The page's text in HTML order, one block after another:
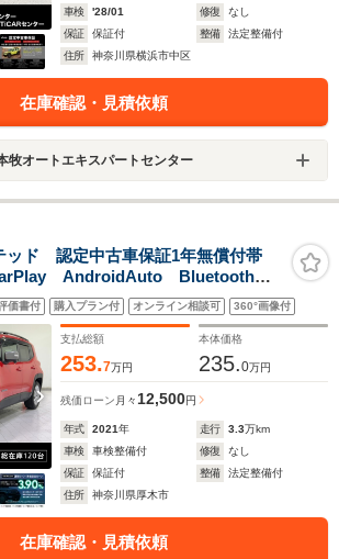
車検
'28/01 修復
なし
保証
保証付 整備
法定整備付
住所
神奈川県横浜市中区
在庫確認・見積依頼
牧オートエキスパートセンター
ッド 認定中古車保証1年無償付帯
AndroidAuto Bluetoothオ
ー シートヒーター ステアリング
価書付 購入プラン付 オンライン相談可 360°画像付
支払総額
253.7万円
本体価格
235.0万円
残価ローン 月々12,500円
年式 2021年 走行 3.3万km
車検
車検整備付 修復
なし
保証
保証付 整備
法定整備付
住所
神奈川県厚木市
在庫確認・見積依頼